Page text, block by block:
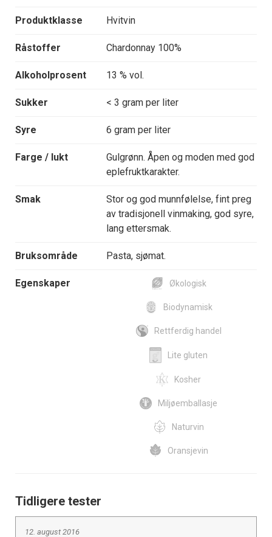
Produktklasse Hvitvin
Råstoffer Chardonnay 100%
Alkoholprosent 13 % vol.
Sukker < 3 gram per liter
Syre 6 gram per liter
Farge / lukt
Gulgrønn. Åpen og moden med god
eplefruktkarakter.
Smak
Stor og god munnfølelse, fint preg
av tradisjonell vinmaking, god syre,
lang ettersmak.
Bruksområde Pasta, sjømat.
Egenskaper Økologisk
Biodynamisk
Rettferdig handel
Lite gluten
Kosher
Miljøemballasje
Naturvin
Oransjevin
Tidligere tester
12. august 2016